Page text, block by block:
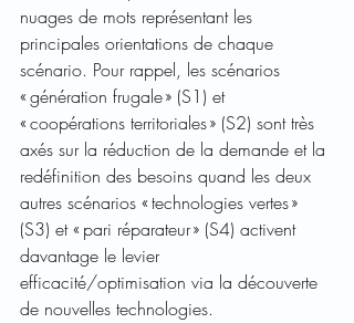
nuages de mots représentant les
principales orientations de chaque
scénario. Pour rappel, les scénarios
« génération frugale » (S1) et
« coopérations territoriales » (S2) sont très
axés sur la réduction de la demande et la
redéfinition des besoins quand les deux
autres scénarios « technologies vertes »
(S3) et « pari réparateur » (S4) activent
davantage le levier
efficacité/optimisation via la découverte
de nouvelles technologies.